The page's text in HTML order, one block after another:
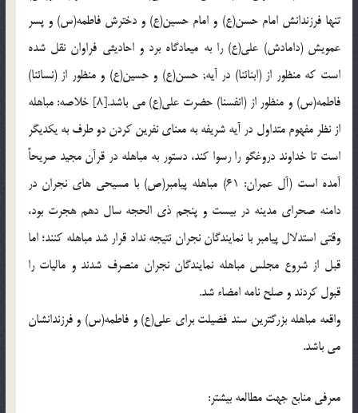
تنها فرزندانش امام حسن(ع) و امام حسين(ع) و دخترش فاطمه(س) و پسر
عمويش (دامادش) علي(ع) را به ميعادگاه برد و احاديثي فراوان نقل شده
است كه منظور از (ابنائنا) در آيه; حسن(ع) و حسين(ع) و منظور از (نسائنا)
فاطمه(س) و منظور از (انفسنا) حضرت علي(ع) مي باشد.[8] خلاصه: مباهله
از نظر مفهوم متداول در آيه شريفه به معناي نفرين كردن دو طرف به يكديگر
است تا خداوند دروغگو را رسوا كند، دستور به مباهله در قرآن مجيد صريحاً
آمده است (آل عمران: 61) مباهله پيامبر(ص) با مسيحي هاي نجران در
دامنه صحراي مدينه در بيست و پنجم ذي الحجه سال دهم هجرت بود،
وقتي استدلال پيامبر با نمايندگان نجران نتيجه نداد قرار شد مباهله كنند؛ اما
قبل از شروع مجلس مباهله نمايندگان نجران منصرف شدند و ماليات را
قبول كردند و صلح نامه امضاء شد.
واقعه مباهله بزرگترين سند فضيلت براي علي(ع) و فاطمه(س) و فرزندانشان
مي باشد.
معرفي منابع جهت مطالعه بيشتر: